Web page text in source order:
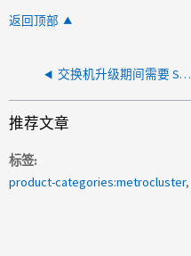
返回顶部
交换机升级期间需要 SharedAndDedicatedSwitchToHA_Alert
推荐文章
标签
product-categories:metrocluster